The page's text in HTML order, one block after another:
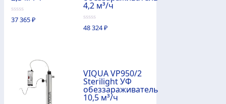
0
из
37 365₽
4,2 м³/ч
0
из
48 324₽
VIQUA VP950/2
Sterilight УФ
обеззараживатель
10,5 м³/ч